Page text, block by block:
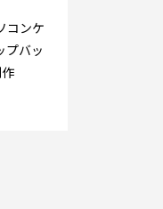
コンケ
プバッ